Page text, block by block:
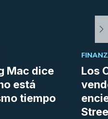
Mac dice
está
tiempo
Los